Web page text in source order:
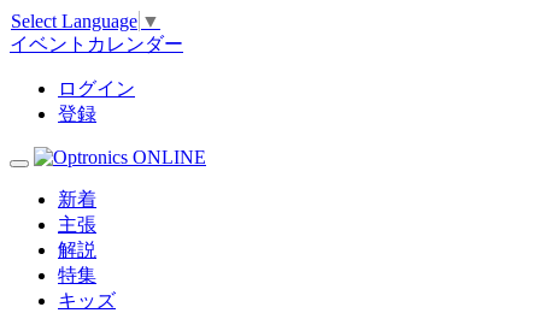
Select Language ▼
イベントカレンダー
ログイン
登録
新着
主張
解説
特集
キッズ